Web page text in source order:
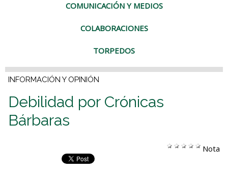
COMUNICACIÓN Y MEDIOS
COLABORACIONES
TORPEDOS
INFORMACIÓN Y OPINIÓN
Debilidad por Crónicas
Bárbaras
Nota